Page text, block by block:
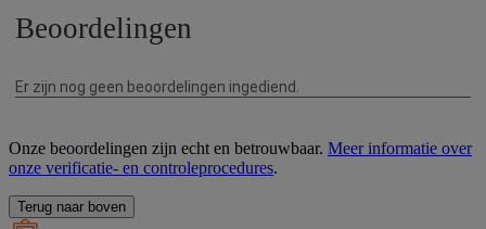
Onze beoordelingen zijn echt en betrouwbaar. Meer informatie over
onze verificatie- en controleprocedures.
Terug naar boven